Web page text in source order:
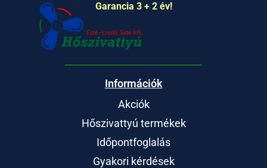
Garancia 3 + 2 év!
Információk
Akciók
Hőszivattyú termékek
Időpontfoglalás
Gyakori kérdések